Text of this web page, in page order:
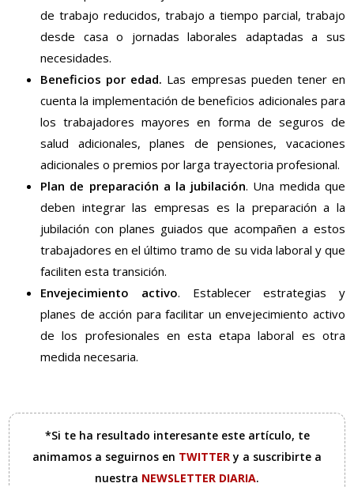
de trabajo reducidos, trabajo a tiempo parcial, trabajo
desde casa o jornadas laborales adaptadas a sus
necesidades.
Beneficios por edad. Las empresas pueden tener en
cuenta la implementación de beneficios adicionales para
los trabajadores mayores en forma de seguros de
salud adicionales, planes de pensiones, vacaciones
adicionales o premios por larga trayectoria profesional.
Plan de preparación a la jubilación. Una medida que
deben integrar las empresas es la preparación a la
jubilación con planes guiados que acompañen a estos
trabajadores en el último tramo de su vida laboral y que
faciliten esta transición.
Envejecimiento activo. Establecer estrategias y
planes de acción para facilitar un envejecimiento activo
de los profesionales en esta etapa laboral es otra
medida necesaria.
*Si te ha resultado interesante este artículo, te
animamos a seguirnos en TWITTERy a suscribirte a
nuestra NEWSLETTER DIARIA.